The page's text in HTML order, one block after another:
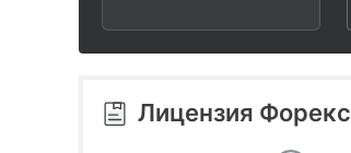
2
3
3
4
Лицензия Форекс